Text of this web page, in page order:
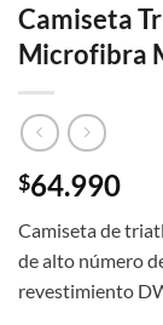
Camiseta
Microfibra
$64.990
Camiseta de
de alto número
revestimiento